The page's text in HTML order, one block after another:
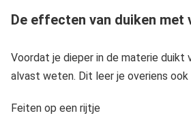
De effecten van duiken met
Voordat je dieper in de materie duikt
alvast weten. Dit leer je overiens ook
Feiten op een rijtje